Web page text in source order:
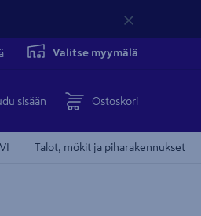
Valitse myymälä
sisään Ostoskori
Talot, mökit ja piharakennukset